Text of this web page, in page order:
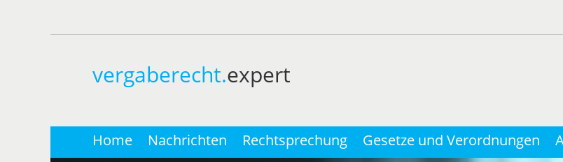
vergaberecht.expert
Home Nachrichten Rechtsprechung Gesetze und Verordnungen